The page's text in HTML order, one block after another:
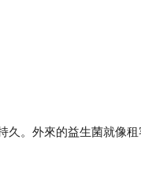
久。外來的益生菌就像